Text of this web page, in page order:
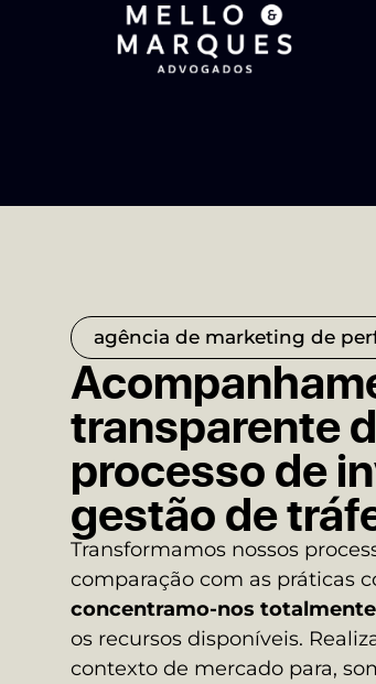
agência de marketing de
transparente
processo de
gestão de
Transformamos nossos
comparação com as práticas
concentramo-nos
os recursos disponíveis.
contexto de mercado para,